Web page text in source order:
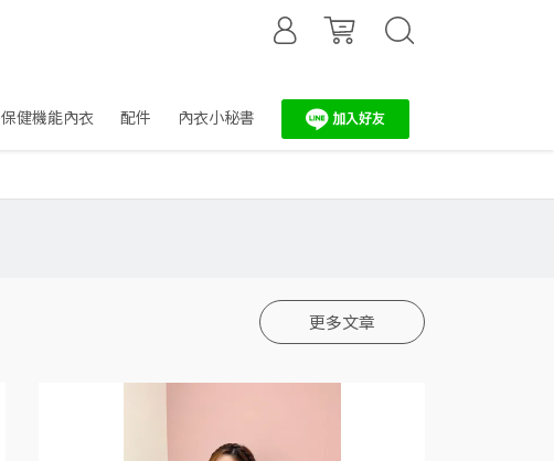
保健機能內衣 配件 內衣小秘書
更多文章